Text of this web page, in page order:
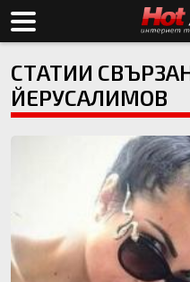
СТАТИИ
ЙЕРУСАЛИМОВ